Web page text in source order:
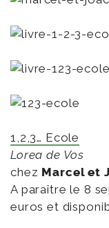
1,2,3… Ecole
Lorea de Vos
chez Marcel et
A paraître le 8
euros et